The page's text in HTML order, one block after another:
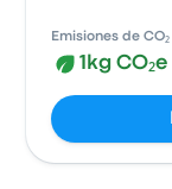
Emisiones de CO₂
1kg CO₂e